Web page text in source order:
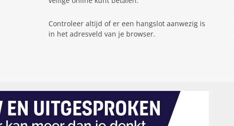
Controleer altijd of er een hangslot aanwezig is
in het adresveld van je browser.